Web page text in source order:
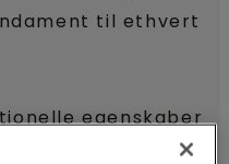
til ethvert
egenskaber